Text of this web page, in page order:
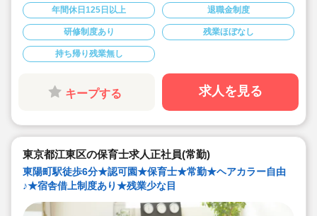
にしています。
◇産休・育休からの復帰（男性の育休実績あり）、時短
勤務実績多数で働きやすい職場です
◇ヘアカラーは自由。髪色の制限なし。
◇20代で経験少ない方もノビノビ働きやすい環境
◇書き物のICT化も進めており持ち帰り業務/残業ほぼな
し。
◇残業した場合の代は1分単位で支給されます
◇子どもが自分の意志や感情を尊重され、自分で選択し
ていくことをあたたかく見守り、子どもが主体の保育を
のような保育園
できる範囲で実施
◇在籍年数や保育経験に合わせた段階的な研修を年間総
計110回以上実施。研修も参加しやすい職場環境です
年間休日125日以上 退職金制度
研修制度あり 残業ほぼなし
持ち帰り残業無し
キープする 求人を見る
東京都江東区の保育士求人正社員(常勤)
東陽町駅徒歩6分★認可園★保育士★常勤★ヘアカラー自由
♪★宿舎借上制度あり★残業少な目